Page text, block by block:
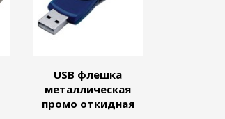
USB флешка
металлическая
промо откидная